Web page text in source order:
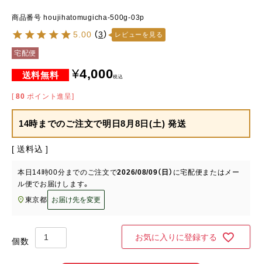
商品番号 houjihatomugicha-500g-03p
5.00 （3） レビューを見る
宅配便
¥4,000税込
[ 80 ポイント進呈]
14時までのご注文で明日8月8日(土) 発送
送料込
本日 14時00分 までのご注文で2026/08/09（日） に宅配便またはメー
ル便でお届けします。
東京都
お届け先を変更
お気に入りに登録する